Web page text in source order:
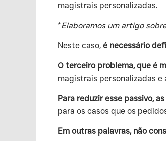
magistrais personalizadas.
‍*Elaboramos um artigo
‍Neste caso, é necessário
O terceiro problema, que é
magistrais personalizadas e
Para reduzir esse passivo,
para os casos que os
Em outras palavras, não